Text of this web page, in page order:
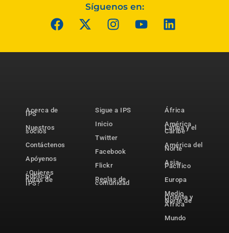
Síguenos en:
Acerca de
IPS
Nuestros
socios
Contáctenos
Apóyenos
¿Quieres
publicar
notas de
IPS?
Sigue a IPS
Inicio
Twitter
Facebook
Flickr
Reglas de
comunidad
África
América
Latina y el
Caribe
América del
Norte
Asia-
Pacífico
Europa
Medio
Oriente y
Norte de
África
Mundo